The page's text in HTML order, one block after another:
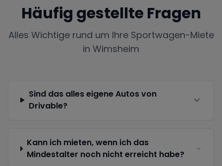
Häufig gestellte Fragen
Alles Wichtige rund um Ihre Sportwagen-Miete
in Wimsheim
Sind das alles eigene Autos von
Drivable?
Kann ich mieten, wenn ich das
Mindestalter noch nicht erreicht habe?